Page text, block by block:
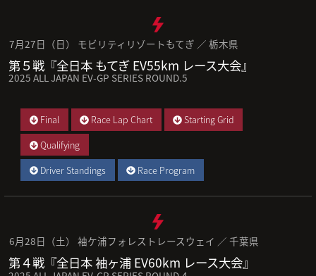
7月27日（日） モビリティリゾートもてぎ ／ 栃木県
第５戦『全日本 もてぎ EV55km レース大会』
2025 ALL JAPAN EV-GP SERIES ROUND.5
Final Race Lap Chart
Starting Grid
Qualifying
Driver Standings
Race Program
6月28日（土） 袖ケ浦フォレストレースウェイ ／ 千葉県
第４戦『全日本 袖ヶ浦 EV60km レース大会』